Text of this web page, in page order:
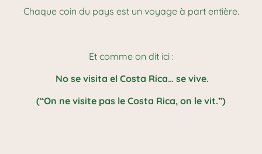
Chaque coin du pays est un voyage à part entière.
Et comme on dit ici :
No se visita el Costa Rica… se vive.
(“On ne visite pas le Costa Rica, on le vit.”)